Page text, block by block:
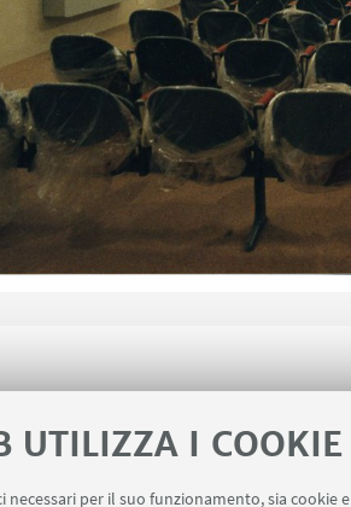
UTILIZZA I COOKIE
necessari per il suo funzionamento, sia